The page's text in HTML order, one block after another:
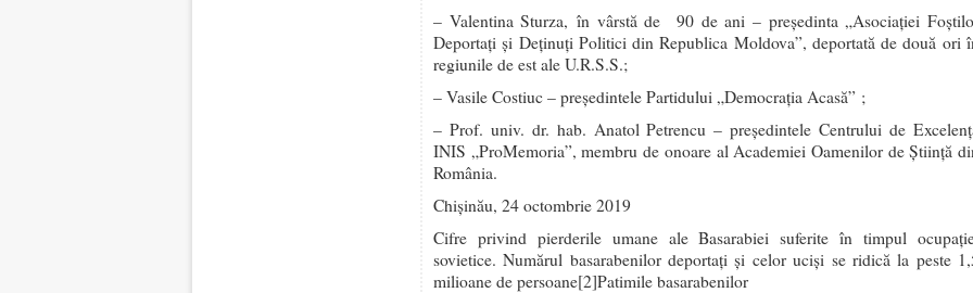
– Valentina Sturza, în vârstă de 90 de ani – preşedinta „Asociaţiei
Deportaţi şi Deţinuţi Politici din Republica Moldova”, deportată de două ori
regiunile de est ale U.R.S.S.;
– Vasile Costiuc – preşedintele Partidului „Democraţia Acasă” ;
– Prof. univ. dr. hab. Anatol Petrencu – preşedintele Centrului de
INIS „ProMemoria”, membru de onoare al Academiei Oamenilor de Ştiinţă
România.
Chişinău, 24 octombrie 2019
Cifre privind pierderile umane ale Basarabiei suferite în timpul
sovietice. Numărul basarabenilor deportați și celor uciși se ridică la peste
milioane de persoane[2]Patimile basarabenilor